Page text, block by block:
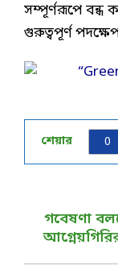
সম্পূর্ণরূপে বন্ধ
গুরুত্বপূর্ণ
শেয়ার 0
গবেষণা